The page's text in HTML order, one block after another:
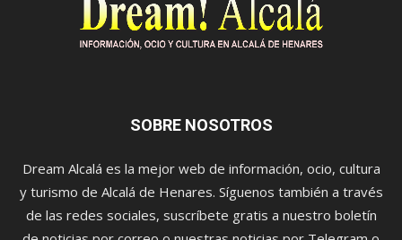
SOBRE NOSOTROS
Dream Alcalá es la mejor web de información, ocio, cultura
y turismo de Alcalá de Henares. Síguenos también a través
de las redes sociales, suscríbete gratis a nuestro boletín